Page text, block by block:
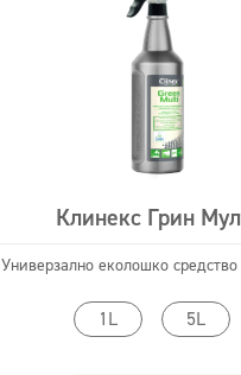
Клинекс Грин
Универзално еколошко средство
1L 5L